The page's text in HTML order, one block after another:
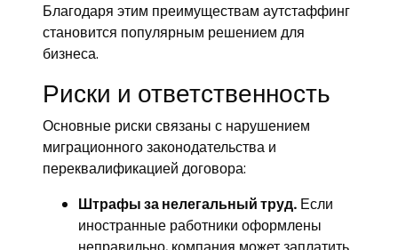
Благодаря этим преимуществам аутстаффинг
становится популярным решением для
бизнеса.
Риски и ответственность
Основные риски связаны с нарушением
миграционного законодательства и
переквалификацией договора:
Штрафы за нелегальный труд. Если
иностранные работники оформлены